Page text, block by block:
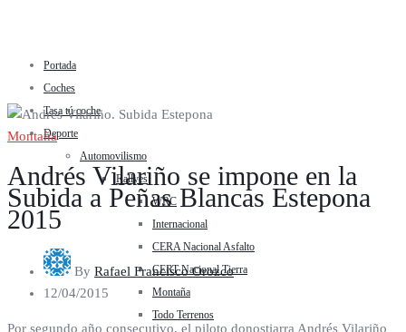
Portada
Coches
Tasa tú coche
Deporte
Automovilismo
Rallyes
WRC
Internacional
CERA Nacional Asfalto
CERT Nacional Tierra
Montaña
Todo Terrenos
Montaña
Andrés Vilariño se impone en la
Subida a Peñas Blancas Estepona
2015
By Rafael Francisco Orozco
12/04/2015
Por segundo año consecutivo, el piloto donostiarra Andrés Vilariño